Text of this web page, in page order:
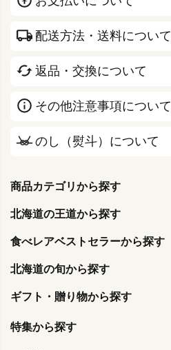
配送方法・送料について
返品・交換について
その他注意事項について
のし（熨斗）について
商品カテゴリから探す
北海道の王道から探す
食べレアベストセラーから探す
北海道の旬から探す
ギフト・贈り物から探す
特集から探す